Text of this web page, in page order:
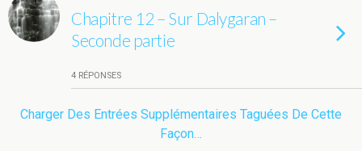
Chapitre 12 – Sur Dalygaran –
Seconde partie
4 RÉPONSES
Charger Des Entrées Supplémentaires Taguées De Cette
Façon…